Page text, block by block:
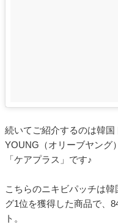
続いてご紹介するのは韓
YOUNG（オリーブヤング
「ケアプラス」です♪
こちらのニキビパッチは
グ1位を獲得した商品で、
ト。